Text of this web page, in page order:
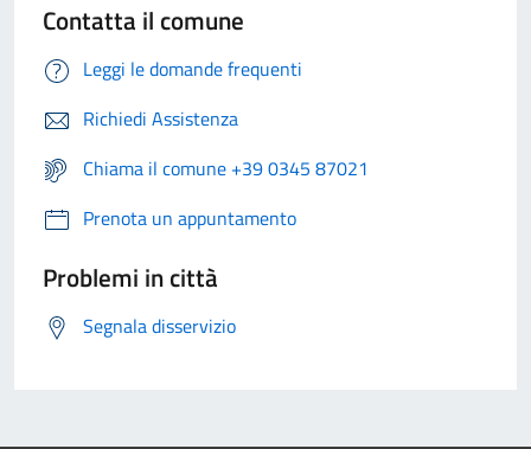
Contatta il comune
Leggi le domande frequenti
Richiedi Assistenza
Chiama il comune +39 0345 87021
Prenota un appuntamento
Problemi in città
Segnala disservizio